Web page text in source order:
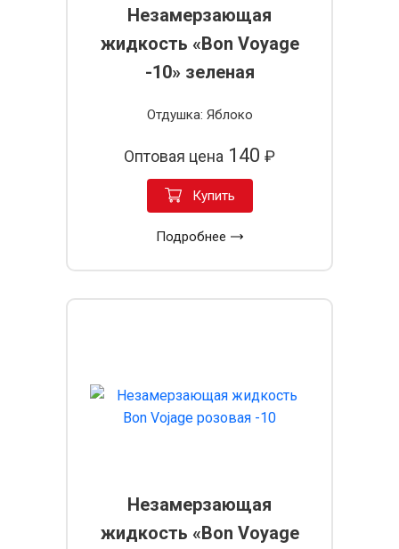
Незамерзающая
жидкость «Bon Voyage
-10» зеленая
Отдушка: Яблоко
Оптовая цена 140 ₽
Купить
Подробнее
Незамерзающая
жидкость «Bon Voyage